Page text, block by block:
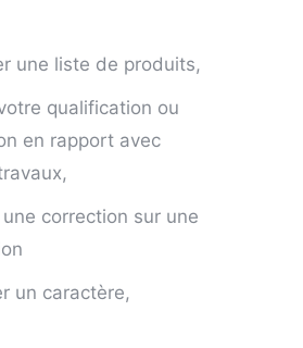
une liste de produits,
qualification ou
en rapport avec
correction sur une
un caractère,